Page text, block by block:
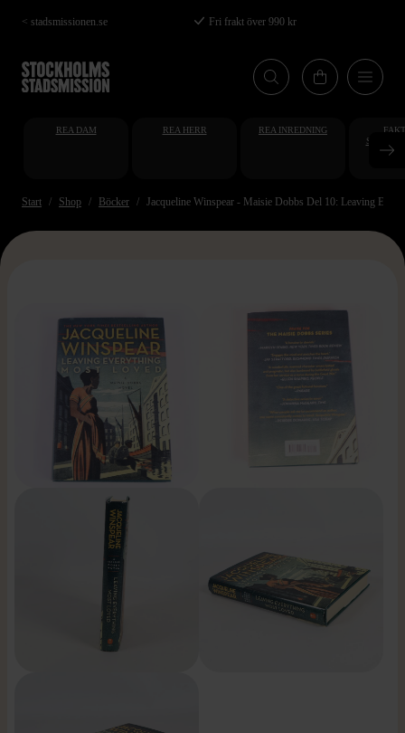
Hoppa
till
huvudinnehåll
< stadsmissionen.se Fri frakt över 990 kr
REA DAM REA HERR REA INREDNING
Start Shop Böcker Jacqueline Winspear - Maisie Dobbs Del 10: Leaving
>